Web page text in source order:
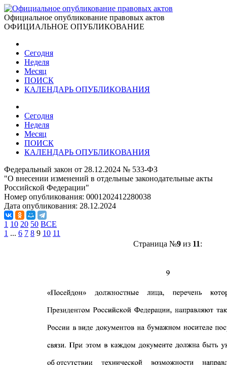
Официальное опубликование правовых актов
ОФИЦИАЛЬНОЕ ОПУБЛИКОВАНИЕ
Сегодня
Неделя
Месяц
ПОИСК
КАЛЕНДАРЬ ОПУБЛИКОВАНИЯ
Сегодня
Неделя
Месяц
ПОИСК
КАЛЕНДАРЬ ОПУБЛИКОВАНИЯ
Федеральный закон от 28.12.2024 № 533-ФЗ
"О внесении изменений в отдельные законодательные акты
Российской Федерации"
Номер опубликования: 0001202412280038
Дата опубликования: 28.12.2024
1 10 20 50 ВСЕ
1 ... 6 7 8 9 10 11
Страница №9 из 11: